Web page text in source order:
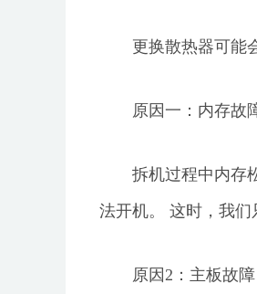
更换散热器可能
原因一：内存故
拆机过程中内存
法开机。 这时，我们
原因2：主板故障